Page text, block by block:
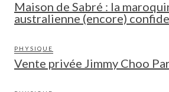
Maison de Sabré : la
australienne (encore)
PHYSIQUE
Vente privée Jimmy Choo